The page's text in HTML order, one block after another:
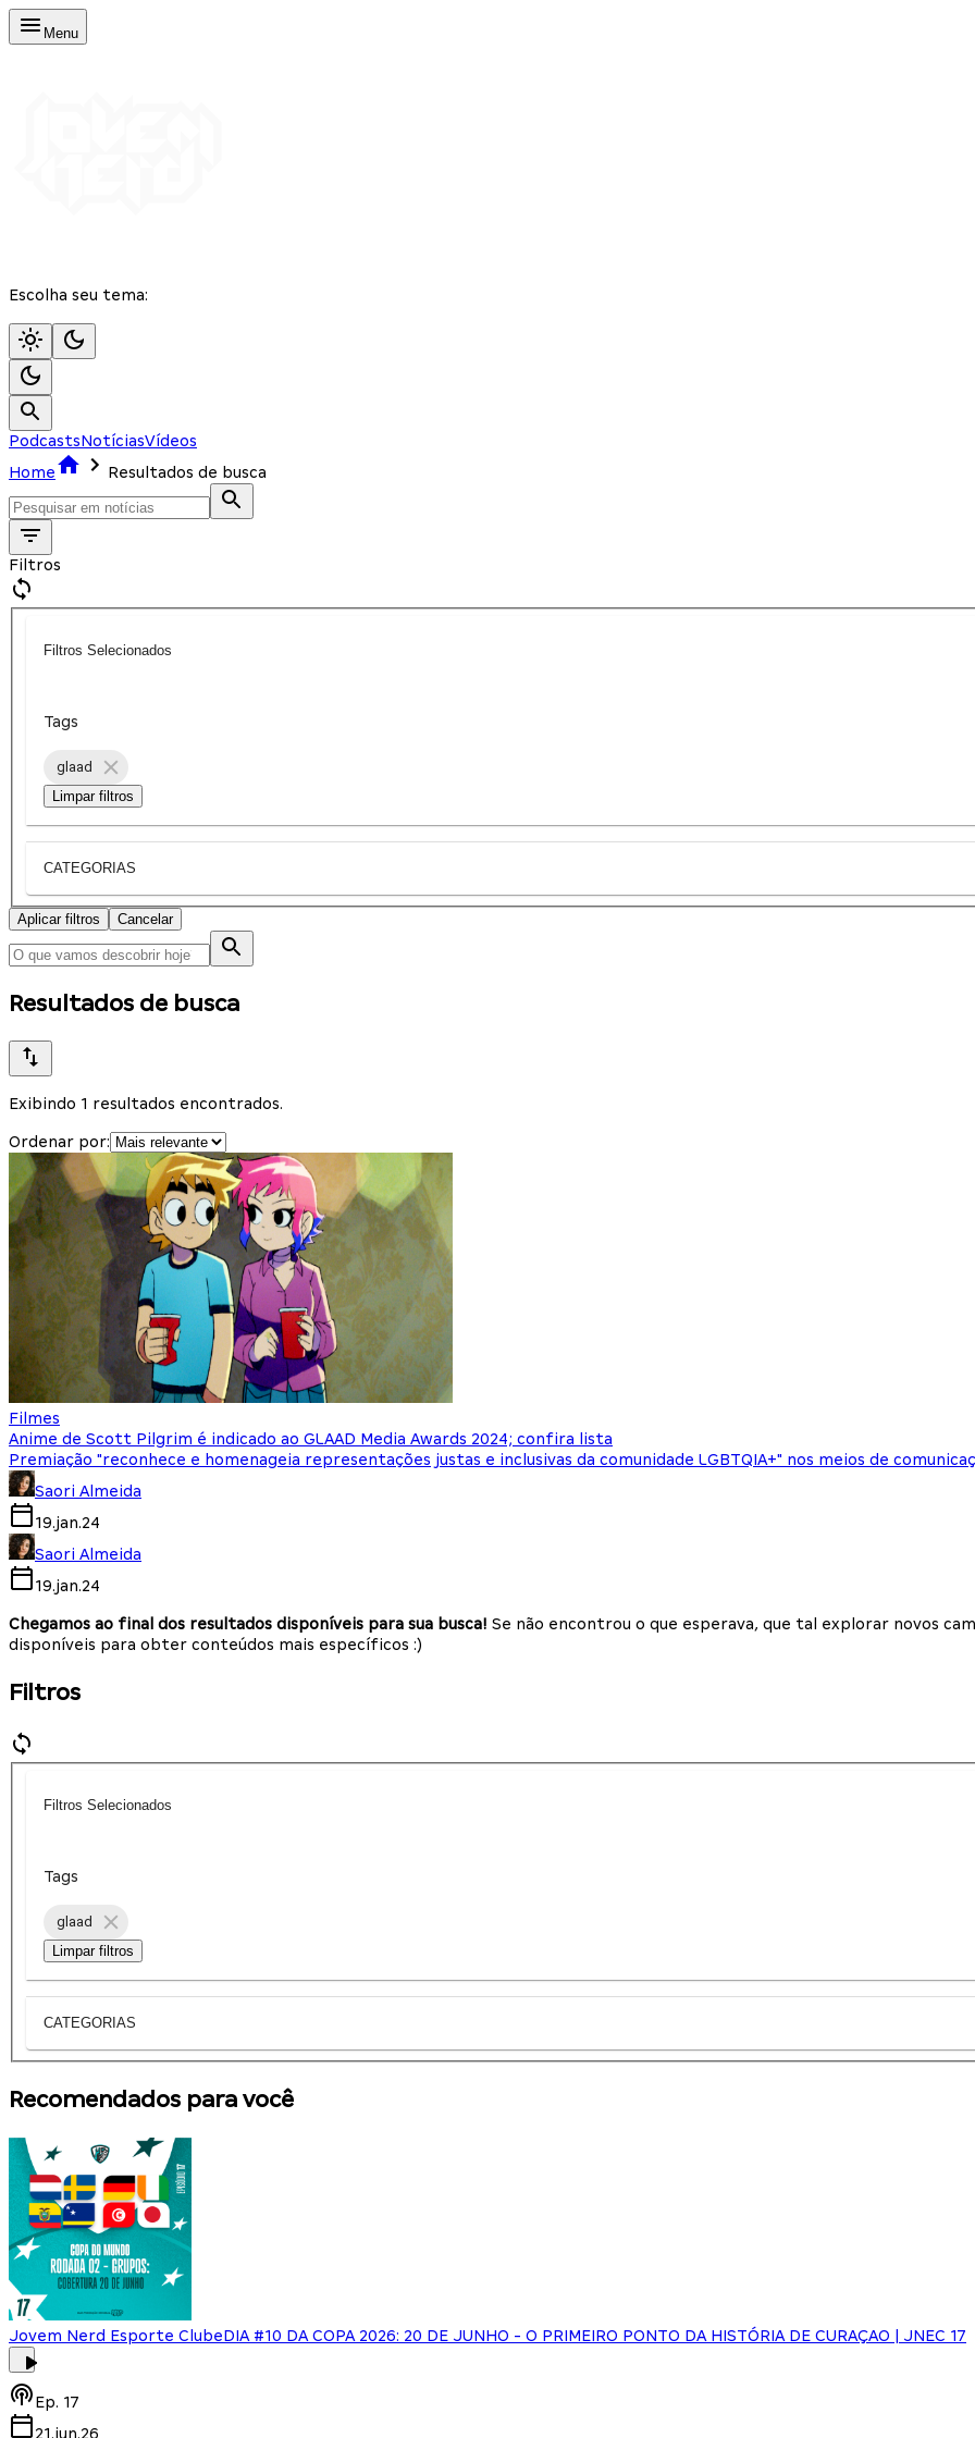
Menu
Escolha seu tema:
PodcastsNotíciasVídeos
Home
Resultados de busca
Filtros
Filtros Selecionados
Tags
glaad
Limpar filtros
CATEGORIAS
Aplicar filtros Cancelar
Resultados de busca
Exibindo 1 resultados encontrados.
Ordenar por:
Filmes
Anime de Scott Pilgrim é indicado ao GLAAD Media Awards 2024; confira lista
Premiação "reconhece e homenageia representações justas e inclusivas da comunidade LGBTQIA+" nos meios de
Saori Almeida
19.jan.24
Saori Almeida
19.jan.24
Chegamos ao final dos resultados disponíveis para sua busca! Se não encontrou o que esperava, que tal explorar novos
disponíveis para obter conteúdos mais específicos :)
Filtros
Filtros Selecionados
Tags
glaad
Limpar filtros
CATEGORIAS
Recomendados para você
Jovem Nerd Esporte ClubeDIA #10 DA COPA 2026: 20 DE JUNHO - O PRIMEIRO PONTO DA HISTÓRIA DE CURAÇAO | JNEC 17
Ep. 17
21.jun.26